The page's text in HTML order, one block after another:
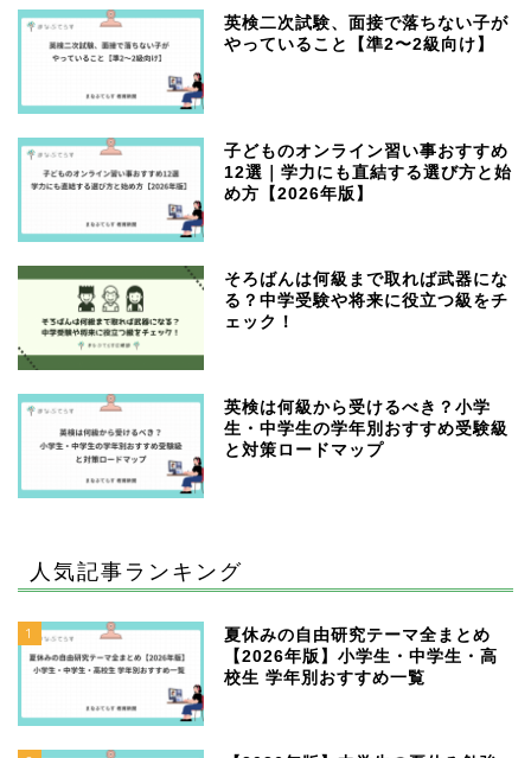
英検二次試験、面接で落ちない子が
やっていること【準2〜2級向け】
子どものオンライン習い事おすすめ
12選｜学力にも直結する選び方と始
め方【2026年版】
そろばんは何級まで取れば武器にな
る？中学受験や将来に役立つ級をチ
ェック！
英検は何級から受けるべき？小学
生・中学生の学年別おすすめ受験級
と対策ロードマップ
人気記事ランキング
1
夏休みの自由研究テーマ全まとめ
【2026年版】小学生・中学生・高
校生 学年別おすすめ一覧